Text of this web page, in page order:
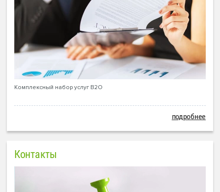
Комплексный набор услуг B2O
подробнее
Контакты